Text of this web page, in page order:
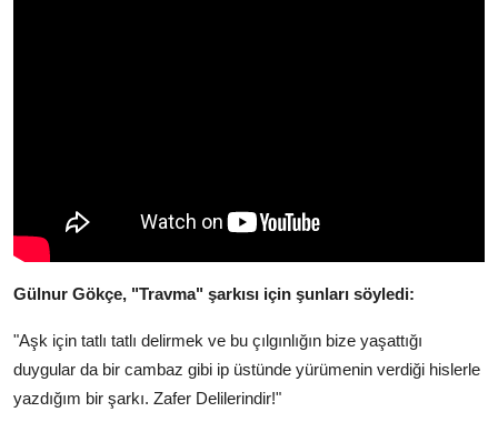
Gülnur Gökçe, "Travma" şarkısı için şunları söyledi:
"Aşk için tatlı tatlı delirmek ve bu çılgınlığın bize yaşattığı
duygular da bir cambaz gibi ip üstünde yürümenin verdiği hislerle
yazdığım bir şarkı. Zafer Delilerindir!"